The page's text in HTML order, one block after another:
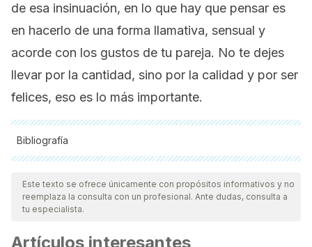
de esa insinuación, en lo que hay que pensar es
en hacerlo de una forma llamativa, sensual y
acorde con los gustos de tu pareja. No te dejes
llevar por la cantidad, sino por la calidad y por ser
felices, eso es lo más importante.
Bibliografía
Todas las fuentes citadas fueron revisadas a profundidad por
nuestro equipo, para asegurar su calidad, confiabilidad,
vigencia y validez.La bibliografía de este artículo fue
científica.
Este texto se ofrece únicamente con propósitos informativos y no
reemplaza la consulta con un profesional. Ante dudas, consulta a
tu especialista.
Artículos interesantes